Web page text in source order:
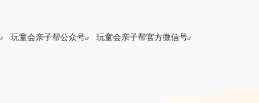
玩童会亲子帮公众号 玩童会亲子帮官方微信号